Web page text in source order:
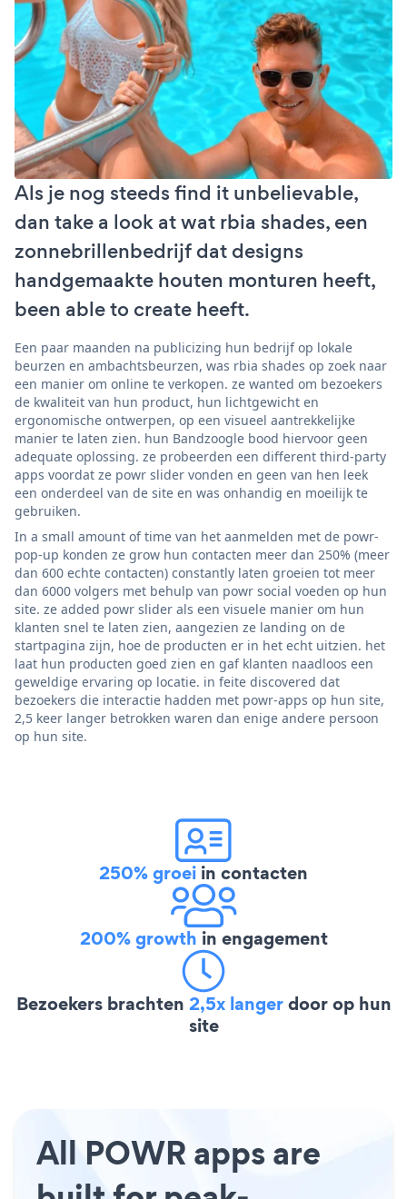
Als je nog steeds find it unbelievable,
dan take a look at wat rbia shades, een
zonnebrillenbedrijf dat designs
handgemaakte houten monturen heeft,
been able to create heeft.
Een paar maanden na publicizing hun bedrijf op lokale
beurzen en ambachtsbeurzen, was rbia shades op zoek naar
een manier om online te verkopen. ze wanted om bezoekers
de kwaliteit van hun product, hun lichtgewicht en
ergonomische ontwerpen, op een visueel aantrekkelijke
manier te laten zien. hun Bandzoogle bood hiervoor geen
adequate oplossing. ze probeerden een different third-party
apps voordat ze powr slider vonden en geen van hen leek
een onderdeel van de site en was onhandig en moeilijk te
gebruiken.
In a small amount of time van het aanmelden met de powr-
pop-up konden ze grow hun contacten meer dan 250% (meer
dan 600 echte contacten) constantly laten groeien tot meer
dan 6000 volgers met behulp van powr social voeden op hun
site. ze added powr slider als een visuele manier om hun
klanten snel te laten zien, aangezien ze landing on de
startpagina zijn, hoe de producten er in het echt uitzien. het
laat hun producten goed zien en gaf klanten naadloos een
geweldige ervaring op locatie. in feite discovered dat
bezoekers die interactie hadden met powr-apps op hun site,
2,5 keer langer betrokken waren dan enige andere persoon
op hun site.
250% groei in contacten
200% growth in engagement
Bezoekers brachten 2,5x langerdoor op hun
site
All POWR apps are